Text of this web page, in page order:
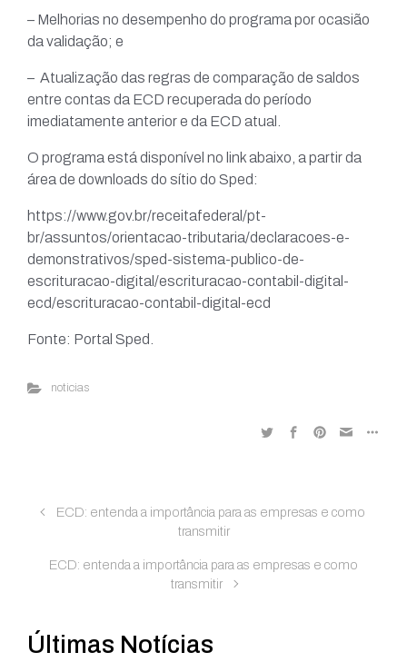
– Melhorias no desempenho do programa por ocasião
da validação; e
– Atualização das regras de comparação de saldos
entre contas da ECD recuperada do período
imediatamente anterior e da ECD atual.
O programa está disponível no link abaixo, a partir da
área de downloads do sítio do Sped:
https://www.gov.br/receitafederal/pt-
br/assuntos/orientacao-tributaria/declaracoes-e-
demonstrativos/sped-sistema-publico-de-
escrituracao-digital/escrituracao-contabil-digital-
ecd/escrituracao-contabil-digital-ecd
Fonte: Portal Sped.
noticias
ECD: entenda a importância para as empresas e como
transmitir
ECD: entenda a importância para as empresas e como
transmitir
Últimas Notícias